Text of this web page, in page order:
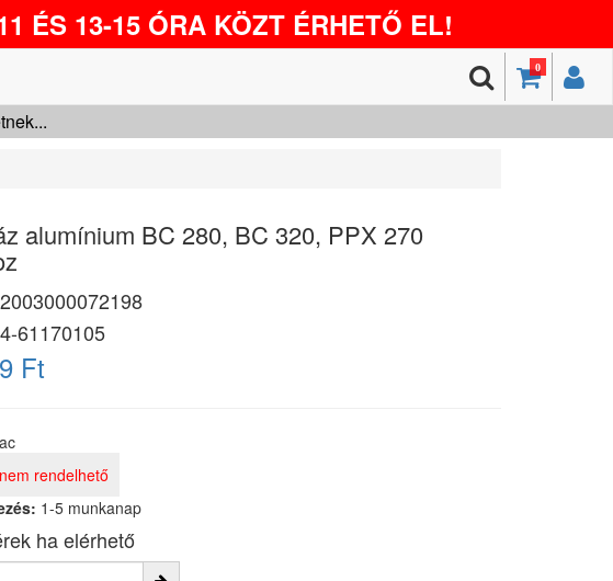
ÉS 13-15 ÓRA KÖZT ÉRHETŐ EL!
0
alumínium BC 280, BC 320, PPX 270
2003000072198
61170105
Ft
rendelhető
1-5 munkanap
ha elérhető